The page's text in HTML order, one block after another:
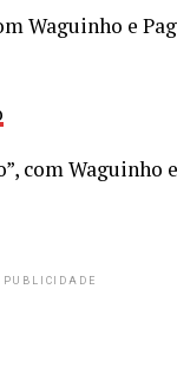
Waguinho e
com Waguinho
PUBLICIDADE